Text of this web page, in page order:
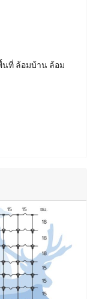
นที่ ล้อมบ้าน ล้อม